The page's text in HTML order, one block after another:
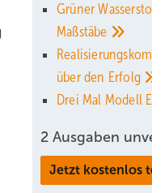
Grüner
Maßstäbe
über den Erfolg
Drei Mal Modell
2 Ausgaben
Jetzt kostenlos